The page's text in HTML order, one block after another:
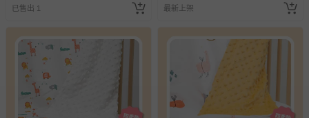
已售出 1 最新上架